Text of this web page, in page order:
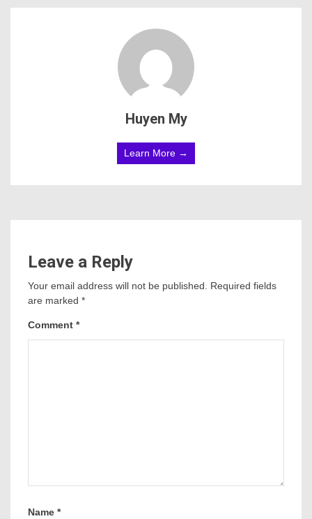
Huyen My
Learn More →
Leave a Reply
Your email address will not be published. Required fields
are marked *
Comment *
Name *